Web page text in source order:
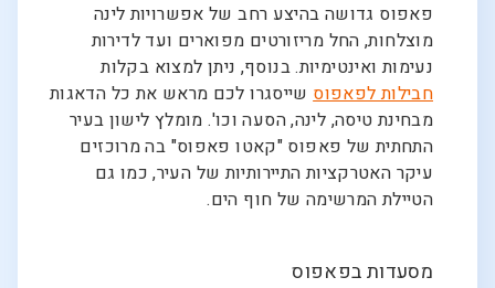
פאפוס גדושה בהיצע רחב של אפשרויות לינה
מוצלחות, החל מריזורטים מפוארים ועד לדירות
נעימות ואינטימיות. בנוסף, ניתן למצוא בקלות
חבילות לפאפוסשייסגרו לכם מראש את כל הדאגות
מבחינת טיסה, לינה, הסעה וכו'. מומלץ לישון בעיר
התחתית של פאפוס "קאטו פאפוס" בה מרוכזים
עיקר האטרקציות התיירותיות של העיר, כמו גם
הטיילת המרשימה של חוף הים.
מסעדות בפאפוס